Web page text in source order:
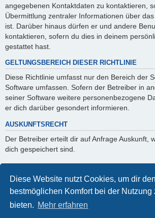
Diese Website nutzt Cookies, um dir den
bestmöglichen Komfort bei der Nutzung
bieten. Mehr erfahren
angegebenen Kontaktdaten zu kontaktieren,
Übermittlung zentraler Informationen über
ist. Darüber hinaus dürfen er und andere
kontaktieren, sofern du dies in deinem
gestattet hast.
GELTUNGSBEREICH DIESER RICHTLINIE
Diese Richtlinie umfasst nur den Bereich der
Software umfassen. Sofern der Betreiber in
seiner Software weitere personenbezogene
er dich darüber gesondert informieren.
AUSKUNFTSRECHT
Der Betreiber erteilt dir auf Anfrage Auskunft,
dich gespeichert sind.
Du kannst jederzeit die Löschung bzw.
verlangen. Kontaktiere hierzu bitte den
Foren-Übersicht